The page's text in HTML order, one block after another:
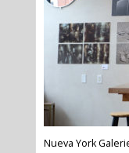
Nueva York